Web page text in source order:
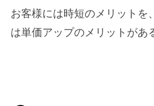
お客様には時短のメリットを
は単価アップのメリットがあ